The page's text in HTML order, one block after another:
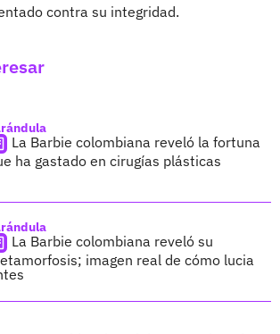
contra su integridad.
La Barbie colombiana reveló la fortuna
ha gastado en cirugías plásticas
La Barbie colombiana reveló su
imagen real de cómo lucia